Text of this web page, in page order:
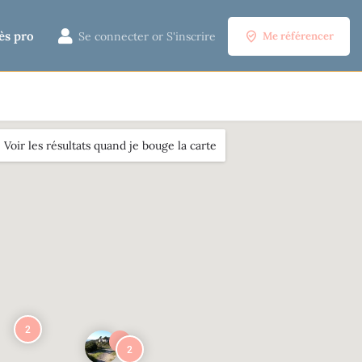
pro Se connecter or S'inscrire Me référencer
2
2
Voir les résultats quand je bouge la carte